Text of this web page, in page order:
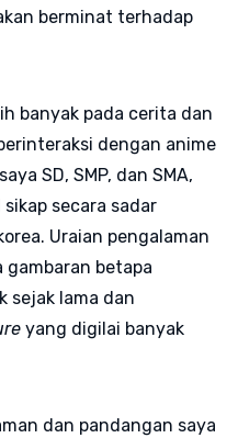
berminat terhadap
banyak pada cerita dan
dengan anime
SD, SMP, dan SMA,
secara sadar
Uraian pengalaman
gambaran betapa
sejak lama dan
yang digilai banyak
dan pandangan saya